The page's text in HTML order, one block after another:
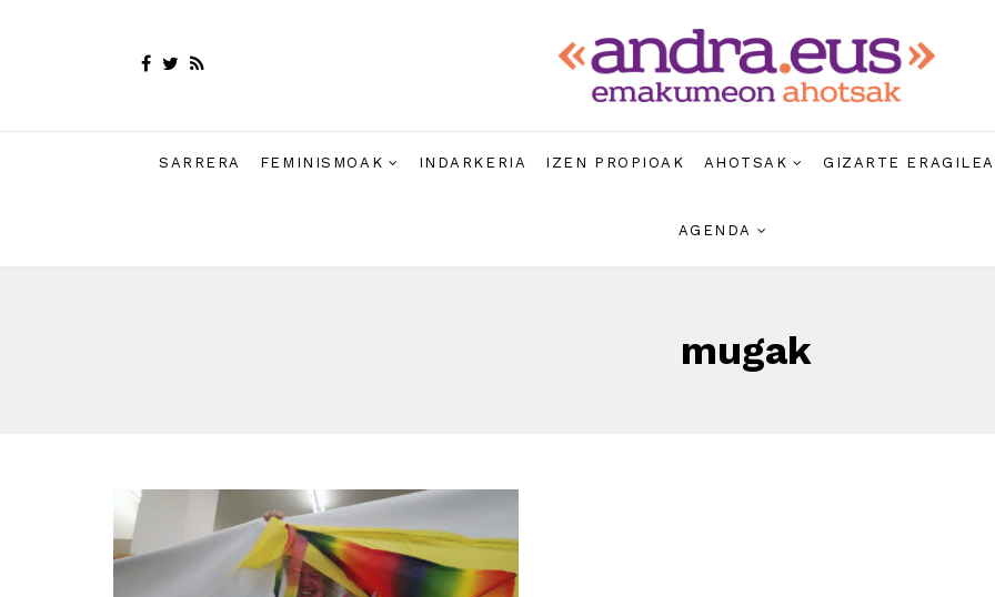
SARRERA FEMINISMOAK INDARKERIA IZEN PROPIOAK AHOTSAK GIZARTE
AGENDA
mugak